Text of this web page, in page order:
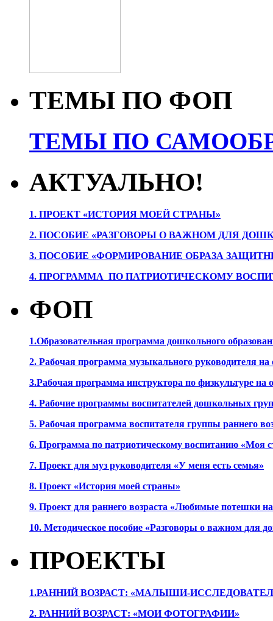
ТЕМЫ ПО ФОП
ТЕМЫ ПО
АКТУАЛЬНО!
1. ПРОЕКТ «ИСТОРИЯ МОЕЙ СТРАНЫ»
2. ПОСОБИЕ «РАЗГОВОРЫ О ВАЖНОМ ДЛЯ
3. ПОСОБИЕ «ФОРМИРОВАНИЕ ОБРАЗА
4. ПРОГРАММА ПО ПАТРИОТИЧЕСКОМУ
ФОП
1.Образовательная программа дошкольного
2. Рабочая программа музыкального руководителя
3.Рабочая программа инструктора по физкультуре
4. Рабочие программы воспитателей дошкольных
5. Рабочая программа воспитателя группы раннего
6. Программа по патриотическому воспитанию «Моя
7. Проект для муз руководителя «У меня есть семья»
8. Проект «История моей страны»
9. Проект для раннего возраста «Любимые потешки
10. Методическое пособие «Разговоры о важном для
ПРОЕКТЫ
1.РАННИЙ ВОЗРАСТ: «МАЛЫШИ-
2. РАННИЙ ВОЗРАСТ: «МОИ ФОТОГРАФИИ»